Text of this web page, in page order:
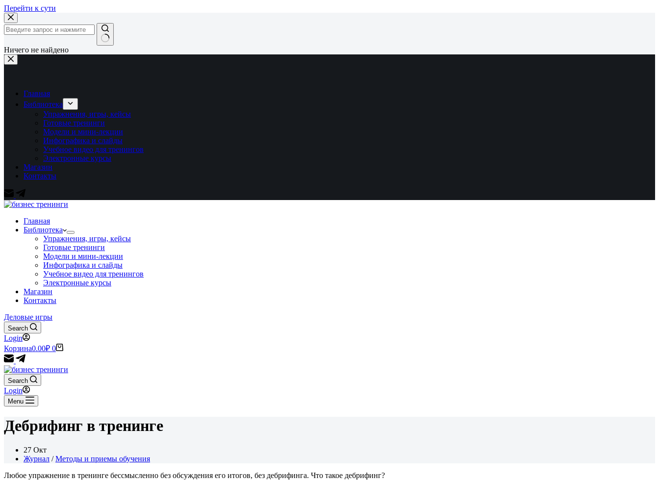
Перейти к сути
Ничего не найдено
Главная
Библиотека
Упражнения, игры, кейсы
Готовые тренинги
Модели и мини-лекции
Инфографика и слайды
Учебное видео для тренингов
Электронные курсы
Магазин
Контакты
Главная
Библиотека
Упражнения, игры, кейсы
Готовые тренинги
Модели и мини-лекции
Инфографика и слайды
Учебное видео для тренингов
Электронные курсы
Магазин
Контакты
Деловые игры
Search
Login
Корзина0.00₽ 0
Search
Login
Menu
Дебрифинг в тренинге
27 Окт
Журнал /Методы и приемы обучения
Любое упражнение в тренинге бессмысленно без обсуждения его итогов, без дебрифинга. Что такое дебрифинг?